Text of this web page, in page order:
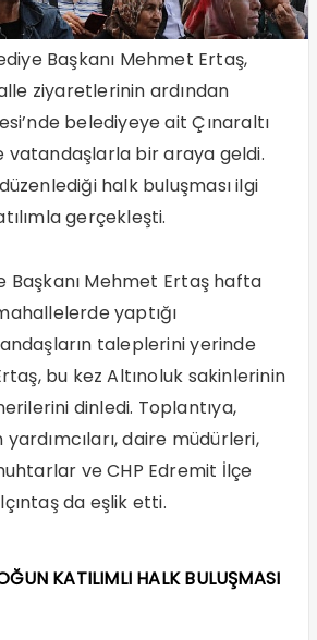
Başkanı Mehmet Ertaş,
ziyaretlerinin ardından
belediyeye ait Çınaraltı
vatandaşlarla bir araya geldi.
halk buluşması ilgi
gerçekleşti.
Başkanı Mehmet Ertaş hafta
yaptığı
taleplerini yerinde
bu kez Altınoluk sakinlerinin
dinledi. Toplantıya,
daire müdürleri,
ve CHP Edremit İlçe
da eşlik etti.
KATILIMLI HALK BULUŞMASI